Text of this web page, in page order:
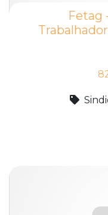
Fetag